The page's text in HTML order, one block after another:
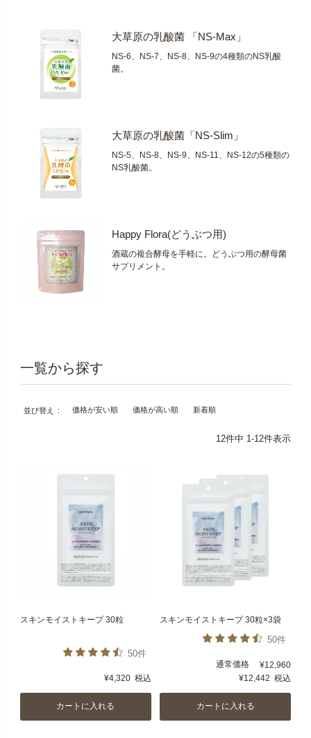
大草原の乳酸菌 「NS-Max」
NS-6、NS-7、NS-8、NS-9の4種類のNS乳酸
菌。
大草原の乳酸菌「NS-Slim」
NS-5、NS-8、NS-9、NS-11、NS-12の5種類の
NS乳酸菌。
Happy Flora(どうぶつ用)
酒蔵の複合酵母を手軽に。どうぶつ用の酵母菌
サプリメント。
並び替え 価格が安い順 価格が高い順 新着順
12件中 1-12件表示
スキンモイストキープ 30粒
50件
¥4,320 税込
カートに入れる
スキンモイストキープ 30粒×3袋
50件
通常価格 ¥12,960
¥12,442 税込
カートに入れる